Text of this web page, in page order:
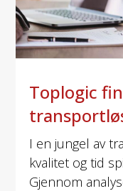
Toplogic
I en jungel av
kvalitet og tid
Gjennom